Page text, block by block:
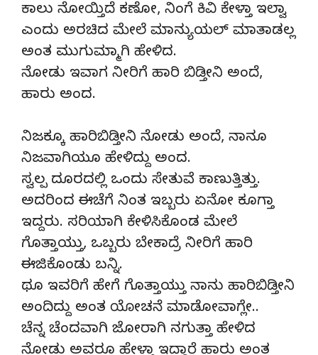
ಕಾಲು ನೋಯ್ತಿದೆ ಕಣೋ, ನಿಂಗೆ ಕಿವಿ ಕೇಳ್ತಾ ಇಲ್ವಾ
ಎಂದು ಅರಚಿದ ಮೇಲೆ ಮಾನ್ಯುಯಲ್ ಮಾತಾಡಲ್ಲ
ಅಂತ ಮುಗುಮ್ಮಾಗಿ ಹೇಳಿದ.
ನೋಡು ಇವಾಗ ನೀರಿಗೆ ಹಾರಿ ಬಿಡ್ತೀನಿ ಅಂದೆ,
ಹಾರು ಅಂದ.
ನಿಜಕ್ಕೂ ಹಾರಿಬಿಡ್ತೀನಿ ನೋಡು ಅಂದೆ, ನಾನೂ
ನಿಜವಾಗಿಯೂ ಹೇಳಿದ್ದು ಅಂದ.
ಸ್ವಲ್ಪ ದೂರದಲ್ಲಿ ಒಂದು ಸೇತುವೆ ಕಾಣುತ್ತಿತ್ತು.
ಅದರಿಂದ ಈಚೆಗೆ ನಿಂತ ಇಬ್ಬರು ಏನೋ ಕೂಗ್ತಾ
ಇದ್ದರು. ಸರಿಯಾಗಿ ಕೇಳಿಸಿಕೊಂಡ ಮೇಲೆ
ಗೊತ್ತಾಯ್ತು, ಒಬ್ಬರು ಬೇಕಾದ್ರೆ ನೀರಿಗೆ ಹಾರಿ
ಈಜಿಕೊಂಡು ಬನ್ನಿ.
ಥೂ ಇವರಿಗೆ ಹೇಗೆ ಗೊತ್ತಾಯ್ತು ನಾನು ಹಾರಿಬಿಡ್ತೀನಿ
ಅಂದಿದ್ದು ಅಂತ ಯೋಚನೆ ಮಾಡೋವಾಗ್ಲೇ..
ಚೆನ್ನ ಚೆಂದವಾಗಿ ಜೋರಾಗಿ ನಗುತ್ತಾ ಹೇಳಿದ